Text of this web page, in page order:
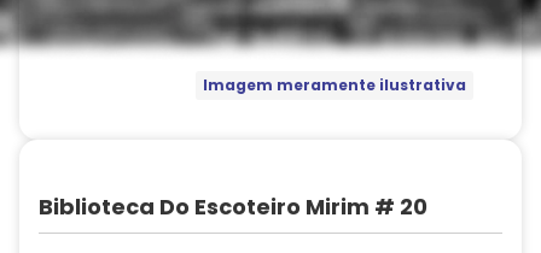
Imagem meramente ilustrativa
Biblioteca Do Escoteiro Mirim # 20